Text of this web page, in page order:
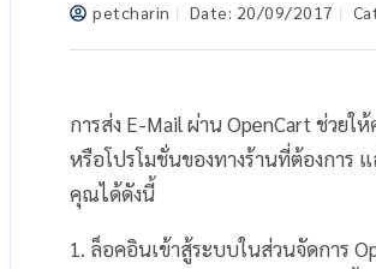
petcharin Date: 20/09/2017
การส่ง E-Mail ผ่าน OpenCart ช่วยใ
หรือโปรโมชั่นของทางร้านที่ต้องการ
คุณได้ดังนี้
1. ล็อคอินเข้าสู้ระบบในส่วนจัดการ